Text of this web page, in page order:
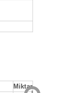
Miktar